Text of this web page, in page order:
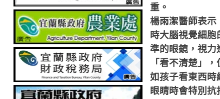
重。
楊雨潔醫師表示
時大腦視覺細
準的眼鏡，視力
「看不清楚」
如孩子看東西時
眼睛時會特別